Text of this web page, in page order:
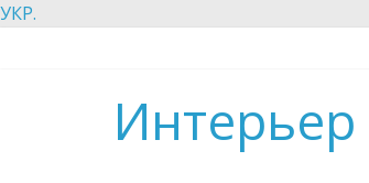
УКР.
Интерьер